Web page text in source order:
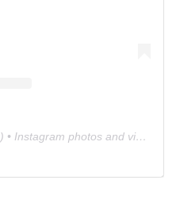
) • Instagram photos and videos